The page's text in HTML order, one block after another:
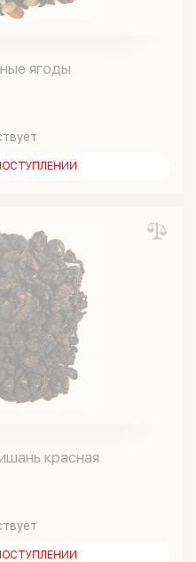
ягоды
красная